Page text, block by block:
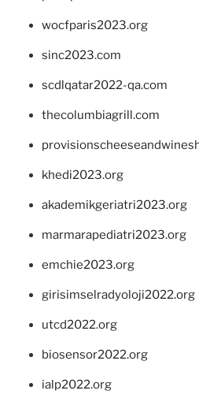
wocfparis2023.org
sinc2023.com
scdlqatar2022-qa.com
thecolumbiagrill.com
khedi2023.org
akademikgeriatri2023.org
marmarapediatri2023.org
emchie2023.org
girisimselradyoloji2022.org
utcd2022.org
biosensor2022.org
ialp2022.org